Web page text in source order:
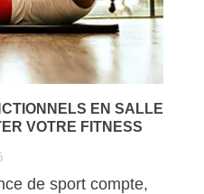
EN SALLE
VOTRE FITNESS
de sport compte,